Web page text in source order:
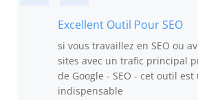
Excellent Outil Pour SEO
si vous travaillez en SEO ou
sites avec un trafic principal
de Google - SEO - cet outil
indispensable